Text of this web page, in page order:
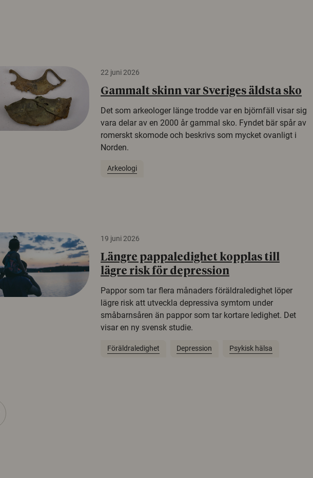
22 juni 2026
Gammalt skinn var Sveriges äldsta sko
Det som arkeologer länge trodde var en björnfäll visar sig
vara delar av en 2000 år gammal sko. Fyndet bär spår av
romerskt skomode och beskrivs som mycket ovanligt i
Norden.
Arkeologi
19 juni 2026
Längre pappaledighet kopplas till
lägre risk för depression
Pappor som tar flera månaders föräldraledighet löper
lägre risk att utveckla depressiva symtom under
småbarnsåren än pappor som tar kortare ledighet. Det
visar en ny svensk studie.
Föräldraledighet Depression Psykisk hälsa